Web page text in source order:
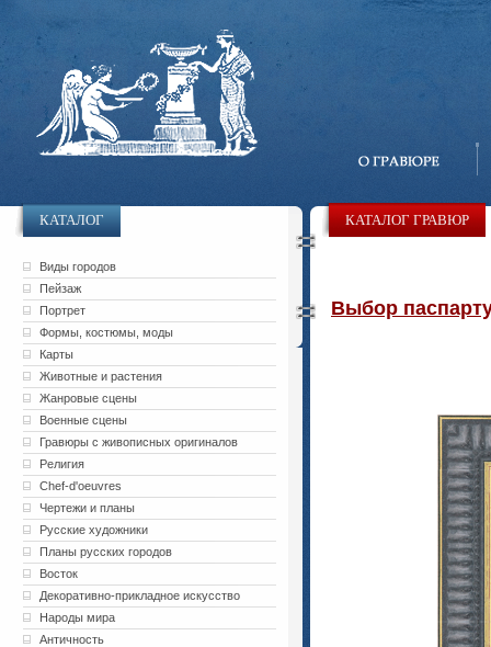
КАТАЛОГ
Виды городов
Пейзаж
Портрет
Формы, костюмы, моды
Карты
Животные и растения
Жанровые сцены
Военные сцены
Гравюры с живописных оригиналов
Религия
Chef-d'oeuvres
Чертежи и планы
Русские художники
Планы русских городов
Восток
Декоративно-прикладное искусство
Народы мира
Античность
КАТАЛОГ ГРАВЮР
Выбор